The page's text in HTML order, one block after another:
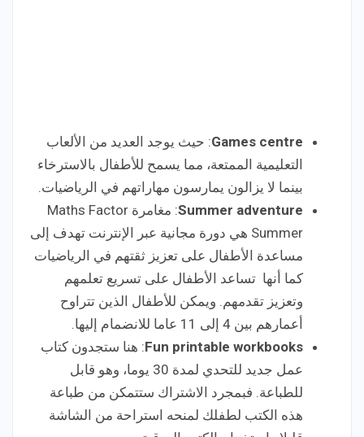
Games centre: حيث يوجد العديد من الألعاب
التعليمية الممتعة، مما يسمح للأطفال بالاسترخاء
بينما لا يزالون يمارسون مهاراتهم في الرياضيات.
Summer adventure
: مغامرة Maths Factor
Summer هي دورة مجانية عبر الإنترنت تهدف إلى
مساعدة الأطفال على تعزيز ثقتهم في الرياضيات
كما أنها تساعد الأطفال على تسريع تعلمهم
وتعزيز تقدمهم. ويمكن للأطفال الذين تتراوح
أعمارهم بين 4 إلى 11 عاما للانضمام إليها.
Fun printable workbooks: هنا ستجدون كتاب
عمل جديد للتحدي لمدة 30 يوما، وهو قابل
للطباعة. فبمجرد الاشتراك ستتمكن من طباعة
هذه الكتب لطفلك لمنحه استراحة من الشاشة